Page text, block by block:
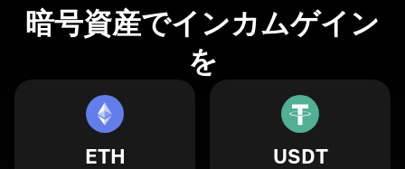
暗号資産でインカムゲイン
を
ETH USDT